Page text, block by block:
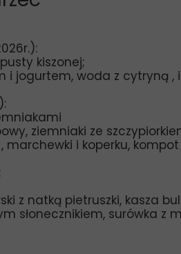
kiszonej;
i jogurtem, woda z cytryną
ziemniaki ze
marchewki i koperku, kompot
z natką pietruszki, kasza
słonecznikiem, surówka z